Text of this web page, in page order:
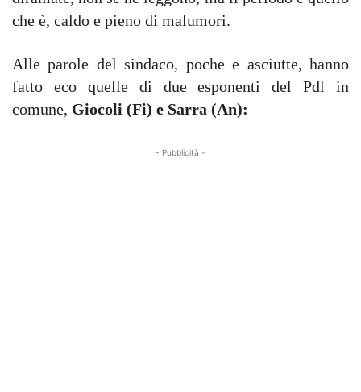
che è, caldo e pieno di malumori.
Alle parole del sindaco, poche e asciutte, hanno
fatto eco quelle di due esponenti del Pdl in
comune, Giocoli (Fi) e Sarra (An):
- Pubblicità -